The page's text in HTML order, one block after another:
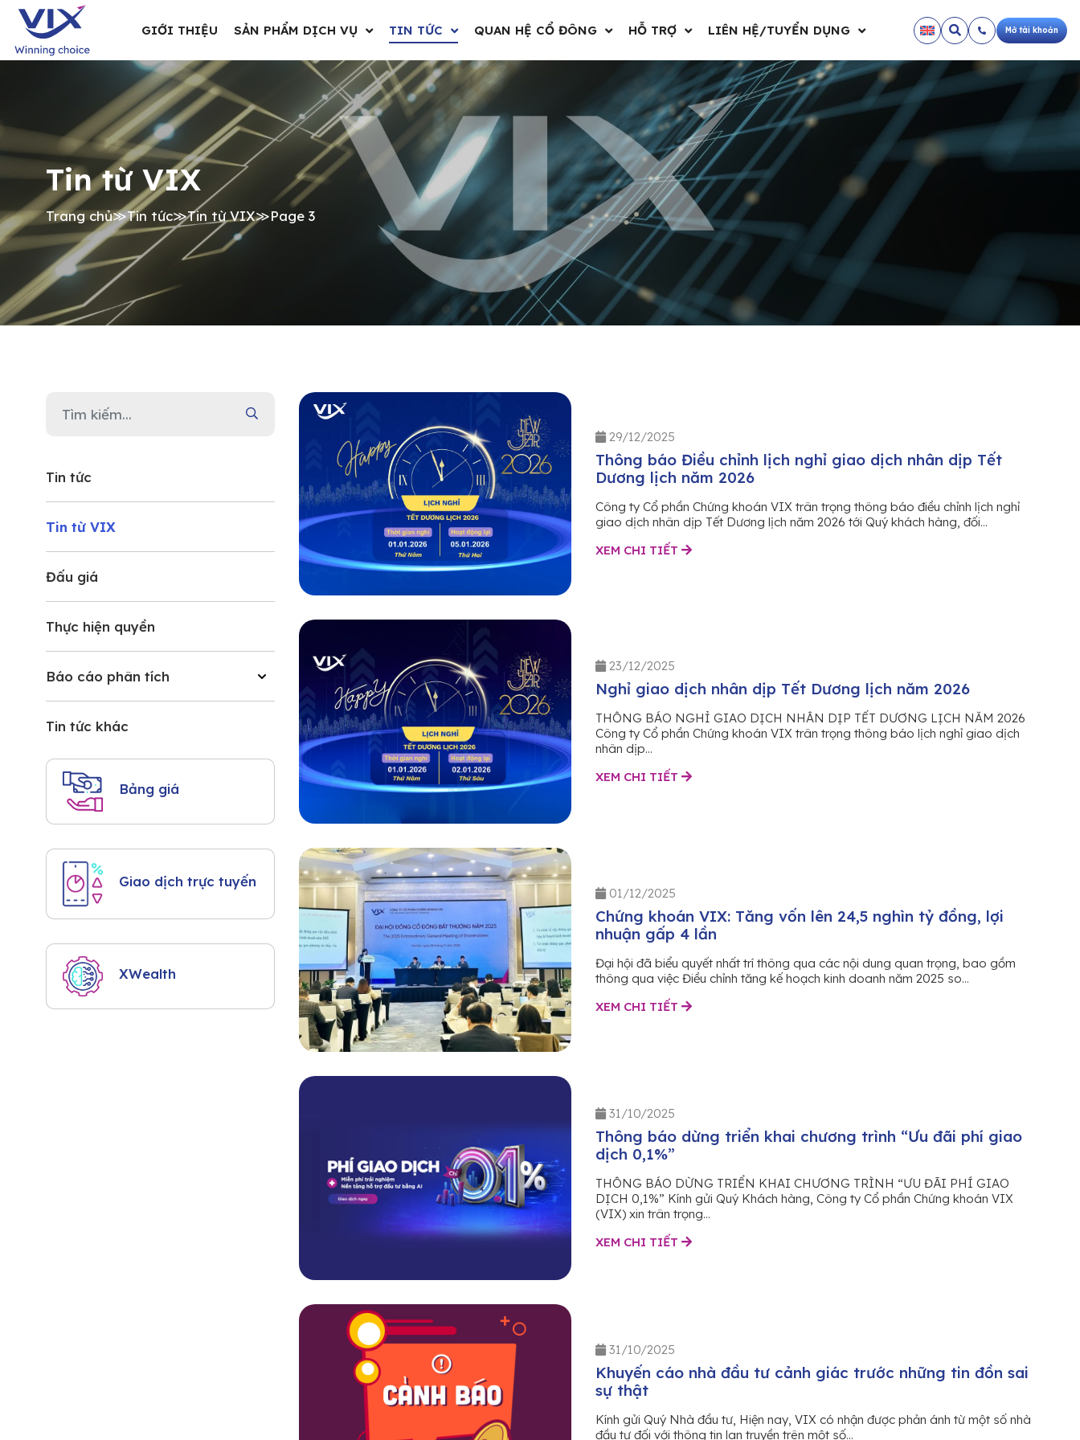
GIỚI THIỆU SẢN PHẨM DỊCH VỤ TIN TỨC QUAN HỆ CỔ ĐÔNG HỖ TRỢ LIÊN HỆ/TUYỂN DỤNG Mở tài khoản
Tin từ VIX
Trang chủ≫Tin tức≫Tin từ VIX≫Page 3
Tin tức
Tin từ VIX
Đấu giá
Thực hiện quyền
Báo cáo phân tích
Tin tức khác
Bảng giá
Giao dịch trực tuyến
XWealth
29/12/2025
Thông báo Điều chỉnh lịch nghỉ giao dịch nhân dịp Tết
Dương lịch năm 2026
Công ty Cổ phần Chứng khoán VIX trân trọng thông báo điều chỉnh lịch nghỉ
giao dịch nhân dịp Tết Dương lịch năm 2026 tới Quý khách hàng, đối...
XEM CHI TIẾT
23/12/2025
Nghỉ giao dịch nhân dịp Tết Dương lịch năm 2026
THÔNG BÁO NGHỈ GIAO DỊCH NHÂN DỊP TẾT DƯƠNG LỊCH NĂM 2026
Công ty Cổ phần Chứng khoán VIX trân trọng thông báo lịch nghỉ giao dịch
nhân dịp...
XEM CHI TIẾT
01/12/2025
Chứng khoán VIX: Tăng vốn lên 24,5 nghìn tỷ đồng, lợi
nhuận gấp 4 lần
Đại hội đã biểu quyết nhất trí thông qua các nội dung quan trọng, bao gồm
thông qua việc Điều chỉnh tăng kế hoạch kinh doanh năm 2025 so...
XEM CHI TIẾT
31/10/2025
Thông báo dừng triển khai chương trình “Ưu đãi phí giao
dịch 0,1%”
THÔNG BÁO DỪNG TRIỂN KHAI CHƯƠNG TRÌNH “ƯU ĐÃI PHÍ GIAO
DỊCH 0,1%” Kính gửi Quý Khách hàng, Công ty Cổ phần Chứng khoán VIX
(VIX) xin trân trọng...
XEM CHI TIẾT
31/10/2025
Khuyến cáo nhà đầu tư cảnh giác trước những tin đồn sai
sự thật
Kính gửi Quý Nhà đầu tư, Hiện nay, VIX có nhận được phản ánh từ một số nhà
đầu tư đối với thông tin lan truyền trên một số...